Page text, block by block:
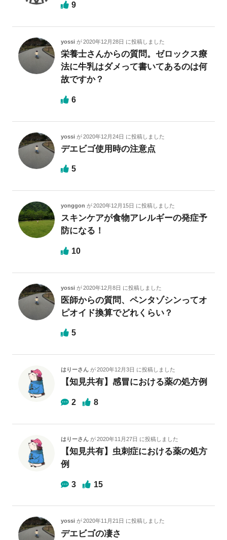
9
yossi が 2020年12月28日 に投稿しました
栄養士さんからの質問。ゼロックス療
法に牛乳はダメって書いてあるのは何
故ですか？
6
yossi が 2020年12月24日 に投稿しました
デエビゴ使用時の注意点
5
yonggon が 2020年12月15日 に投稿しました
スキンケアが食物アレルギーの発症予
防になる！
10
yossi が 2020年12月8日 に投稿しました
医師からの質問、ペンタゾシンってオ
ピオイド換算でどれくらい？
5
はりーさん が 2020年12月3日 に投稿しました
【知見共有】感冒における薬の処方例
2 8
はりーさん が 2020年11月27日 に投稿しました
【知見共有】虫刺症における薬の処方
例
3 15
yossi が 2020年11月21日 に投稿しました
デエビゴの凄さ